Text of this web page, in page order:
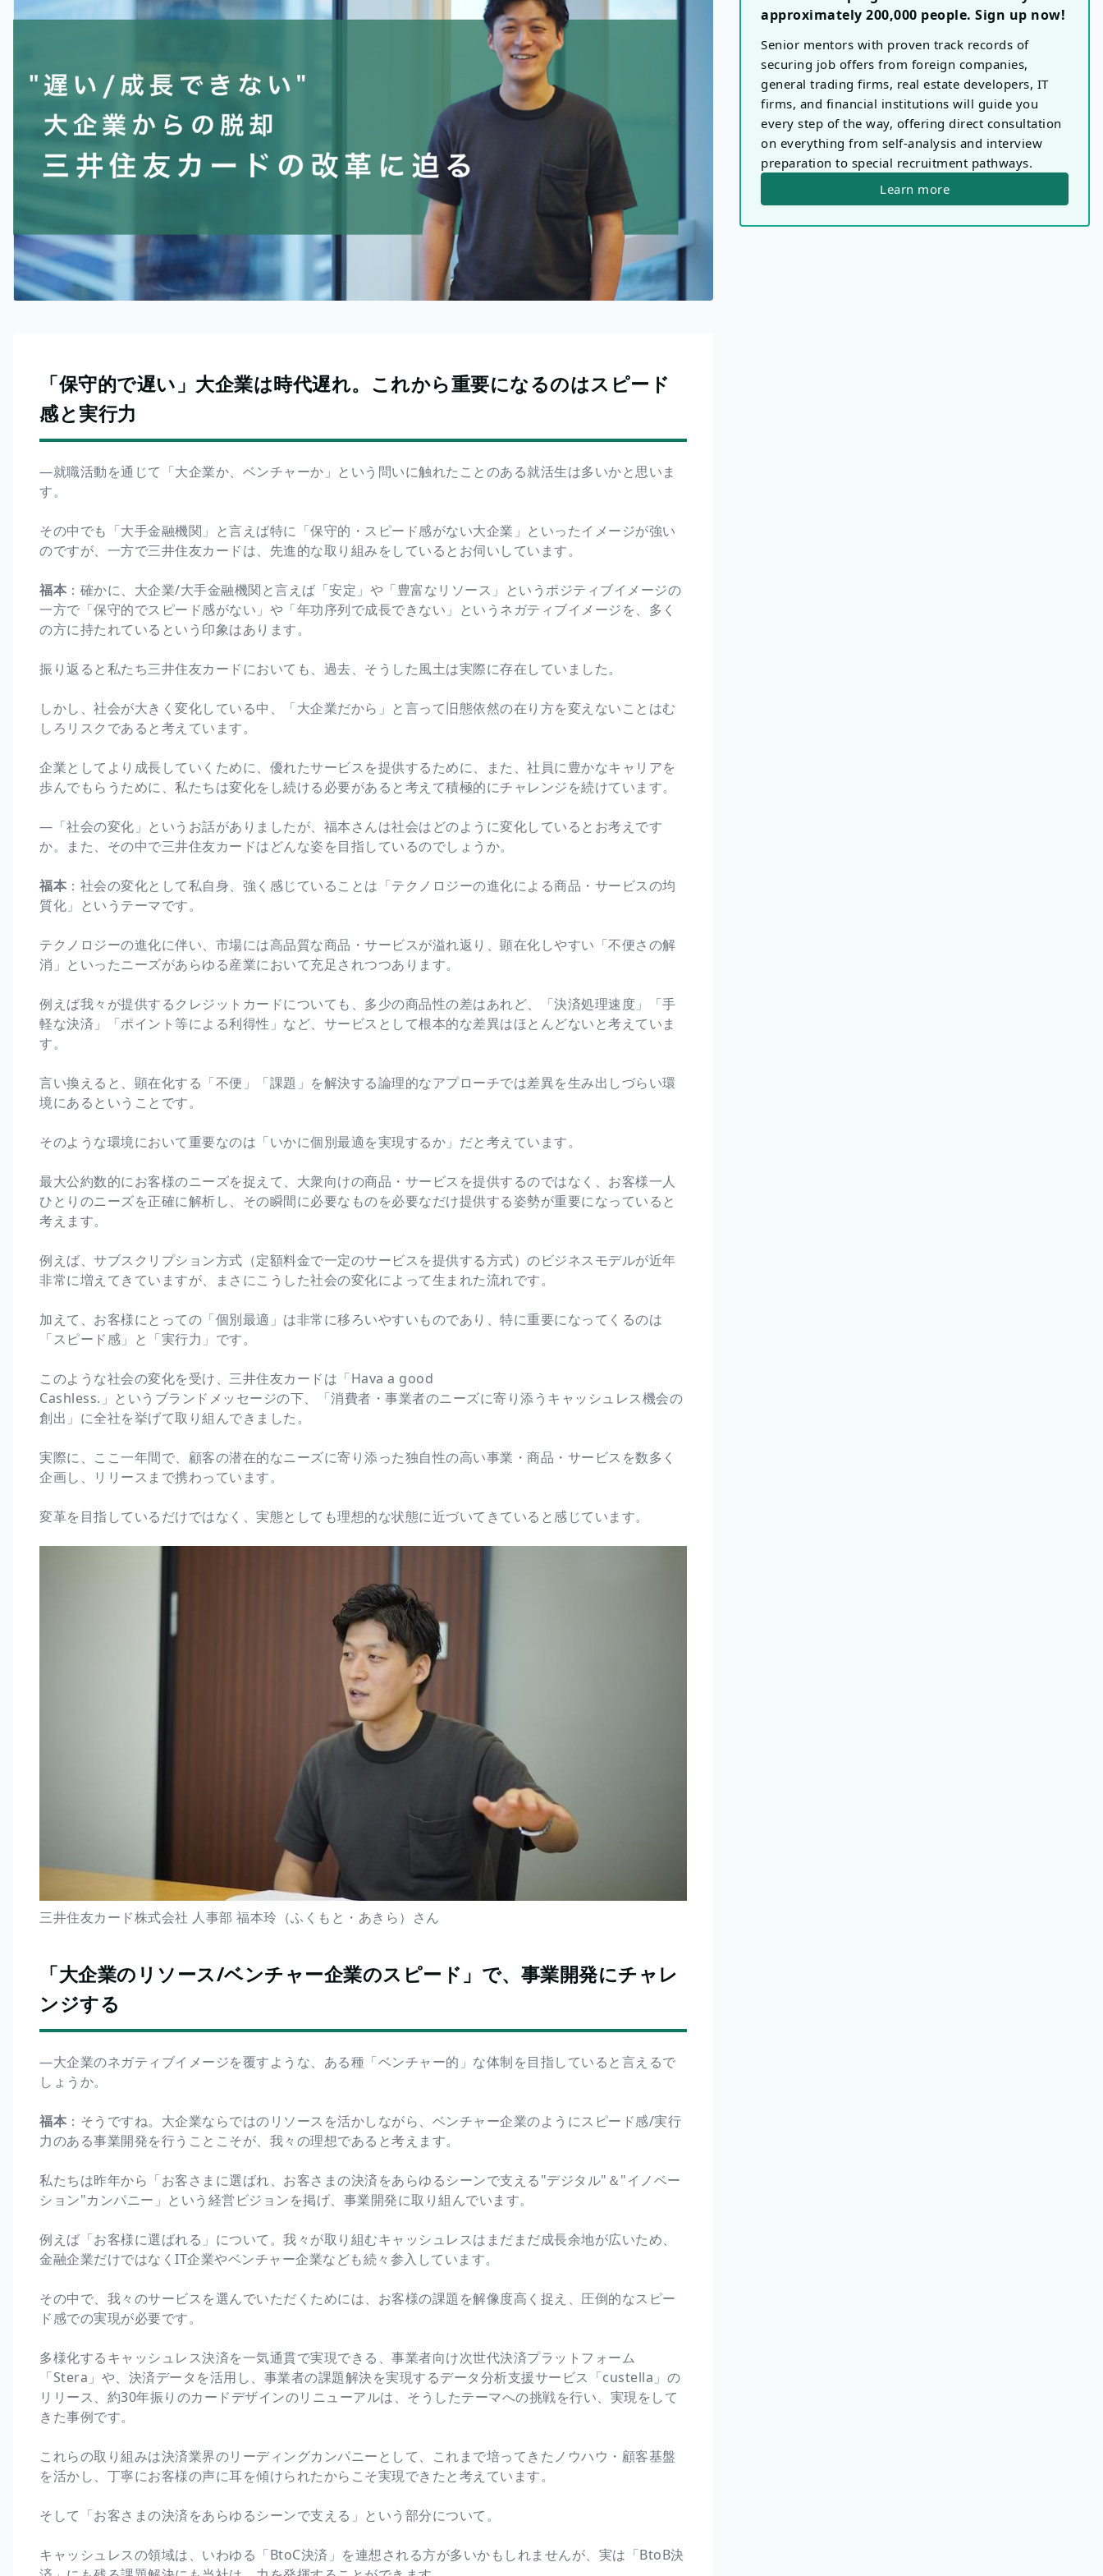
「保守的で遅い」大企業は時代遅れ。これから重要になるのはスピード
感と実行力
―就職活動を通じて「大企業か、ベンチャーか」という問いに触れたことのある就活生は多いかと思いま
す。
その中でも「大手金融機関」と言えば特に「保守的・スピード感がない大企業」といったイメージが強い
のですが、一方で三井住友カードは、先進的な取り組みをしているとお伺いしています。
福本 ：確かに、大企業/大手金融機関と言えば「安定」や「豊富なリソース」というポジティブイメージの
一方で「保守的でスピード感がない」や「年功序列で成長できない」というネガティブイメージを、多く
の方に持たれているという印象はあります。
振り返ると私たち三井住友カードにおいても、過去、そうした風土は実際に存在していました。
しかし、社会が大きく変化している中、「大企業だから」と言って旧態依然の在り方を変えないことはむ
しろリスクであると考えています。
企業としてより成長していくために、優れたサービスを提供するために、また、社員に豊かなキャリアを
歩んでもらうために、私たちは変化をし続ける必要があると考えて積極的にチャレンジを続けています。
―「社会の変化」というお話がありましたが、福本さんは社会はどのように変化しているとお考えです
か。また、その中で三井住友カードはどんな姿を目指しているのでしょうか。
福本 ：社会の変化として私自身、強く感じていることは「テクノロジーの進化による商品・サービスの均
質化」というテーマです。
テクノロジーの進化に伴い、市場には高品質な商品・サービスが溢れ返り、顕在化しやすい「不便さの解
消」といったニーズがあらゆる産業において充足されつつあります。
例えば我々が提供するクレジットカードについても、多少の商品性の差はあれど、「決済処理速度」「手
軽な決済」「ポイント等による利得性」など、サービスとして根本的な差異はほとんどないと考えていま
す。
言い換えると、顕在化する「不便」「課題」を解決する論理的なアプローチでは差異を生み出しづらい環
境にあるということです。
そのような環境において重要なのは「いかに個別最適を実現するか」だと考えています。
最大公約数的にお客様のニーズを捉えて、大衆向けの商品・サービスを提供するのではなく、お客様一人
ひとりのニーズを正確に解析し、その瞬間に必要なものを必要なだけ提供する姿勢が重要になっていると
考えます。
例えば、サブスクリプション方式（定額料金で一定のサービスを提供する方式）のビジネスモデルが近年
非常に増えてきていますが、まさにこうした社会の変化によって生まれた流れです。
加えて、お客様にとっての「個別最適」は非常に移ろいやすいものであり、特に重要になってくるのは
「スピード感」と「実行力」です。
このような社会の変化を受け、三井住友カードは「Hava a good
Cashless.」というブランドメッセージの下、「消費者・事業者のニーズに寄り添うキャッシュレス機会の
創出」に全社を挙げて取り組んできました。
実際に、ここ一年間で、顧客の潜在的なニーズに寄り添った独自性の高い事業・商品・サービスを数多く
企画し、リリースまで携わっています。
変革を目指しているだけではなく、実態としても理想的な状態に近づいてきていると感じています。
三井住友カード株式会社 人事部 福本玲（ふくもと・あきら）さん
「大企業のリソース/ベンチャー企業のスピード」で、事業開発にチャレ
ンジする
―大企業のネガティブイメージを覆すような、ある種「ベンチャー的」な体制を目指していると言えるで
しょうか。
福本 ：そうですね。大企業ならではのリソースを活かしながら、ベンチャー企業のようにスピード感/実行
力のある事業開発を行うことこそが、我々の理想であると考えます。
私たちは昨年から「お客さまに選ばれ、お客さまの決済をあらゆるシーンで支える"デジタル"＆"イノベー
ション"カンパニー」という経営ビジョンを掲げ、事業開発に取り組んでいます。
例えば「お客様に選ばれる」について。我々が取り組むキャッシュレスはまだまだ成長余地が広いため、
金融企業だけではなくIT企業やベンチャー企業なども続々参入しています。
その中で、我々のサービスを選んでいただくためには、お客様の課題を解像度高く捉え、圧倒的なスピー
ド感での実現が必要です。
多様化するキャッシュレス決済を一気通貫で実現できる、事業者向け次世代決済プラットフォーム
「Stera」や、決済データを活用し、事業者の課題解決を実現するデータ分析支援サービス「custella」の
リリース、約30年振りのカードデザインのリニューアルは、そうしたテーマへの挑戦を行い、実現をして
きた事例です。
これらの取り組みは決済業界のリーディングカンパニーとして、これまで培ってきたノウハウ・顧客基盤
を活かし、丁寧にお客様の声に耳を傾けられたからこそ実現できたと考えています。
そして「お客さまの決済をあらゆるシーンで支える」という部分について。
キャッシュレスの領域は、いわゆる「BtoC決済」を連想される方が多いかもしれませんが、実は「BtoB決
approximately 200,000 people. Sign up now!
Senior mentors with proven track records of
securing job offers from foreign companies,
general trading firms, real estate developers, IT
firms, and financial institutions will guide you
every step of the way, offering direct consultation
on everything from self-analysis and interview
preparation to special recruitment pathways.
Learn more